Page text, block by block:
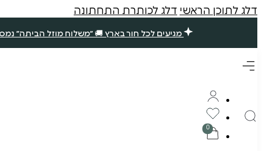
דלג לתוכן הראשי דלג לכותרת התחתונה
מגיעים לכל חור בארץ 🚚 ״משלוח מוזל הביתה״ נמסר עד 7 ימי עסקים. שאר ההזמנות ימסרו בסופ״ש הקרוב (אם תזמינו עד חמישי ב10 בבוקר) 🪴 תודה רבה עליכם,